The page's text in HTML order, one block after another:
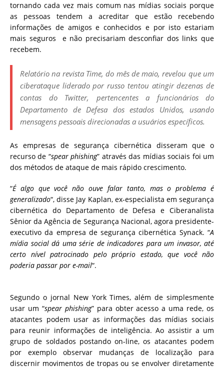
tornando cada vez mais comum nas mídias sociais porque
as pessoas tendem a acreditar que estão recebendo
informações de amigos e conhecidos e por isto estariam
mais seguros
e não precisariam desconfiar dos links que
recebem.
Relatório na revista Time, do mês de maio, revelou que um
ciberataque liderado por russo tentou atingir dezenas de
contas do Twitter, pertencentes a funcionários do
Departamento de Defesa dos estados Unidos, usando
mensagens pessoais direcionadas a usuários específicos.
As empresas de segurança cibernética disseram que o
recurso de “spear phishing” através das mídias sociais foi um
dos métodos de ataque de mais rápido crescimento.
“É algo que você não ouve falar tanto, mas o problema é
generalizado“, disse Jay Kaplan, ex-especialista em segurança
cibernética do Departamento de Defesa e Ciberanalista
Sênior da Agência de Segurança Nacional, agora presidente-
executivo da empresa de segurança cibernética Synack. “A
mídia social dá uma série de indicadores para um invasor, até
certo nível patrocinado pelo próprio estado, que você não
poderia passar por e-mail“.
Segundo o jornal New York Times, além de simplesmente
usar um “spear phishing” para obter acesso a uma rede, os
atacantes podem usar as informações das mídias sociais
para reunir informações de inteligência.Ao assistir a um
grupo de soldados postando on-line, os atacantes podem
por exemplo observar mudanças de localização para
discernir movimentos de tropas ou se envolver diretamente